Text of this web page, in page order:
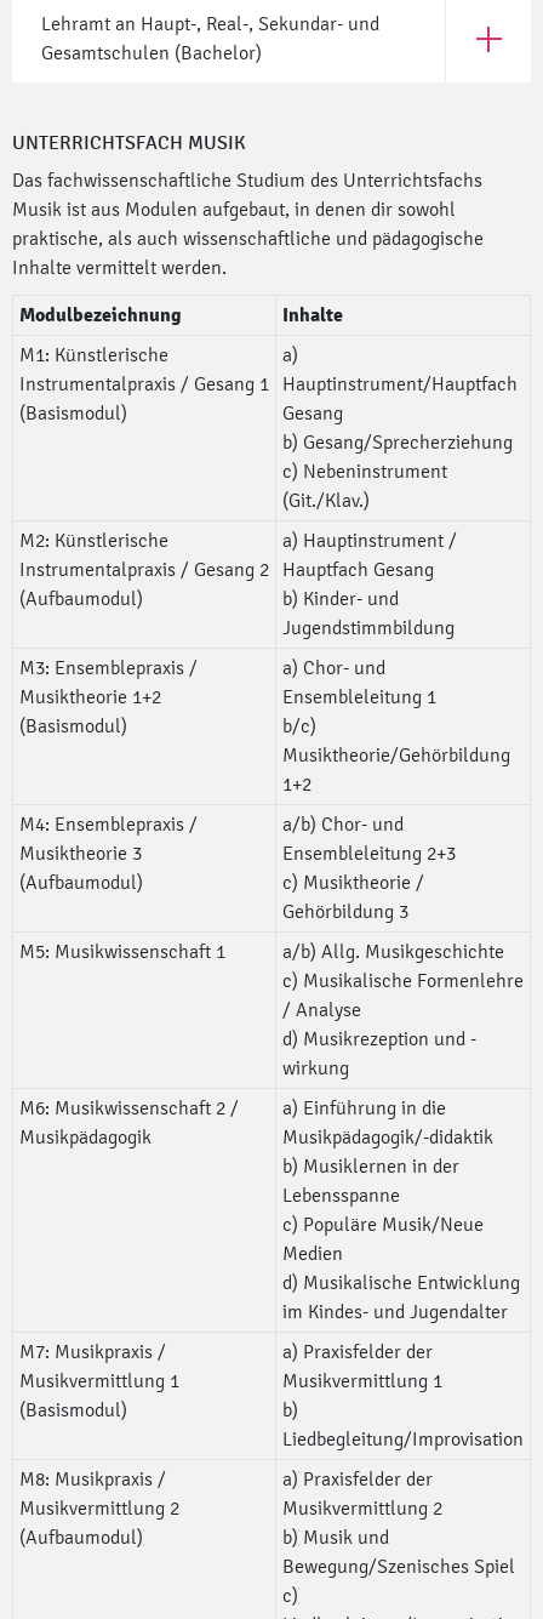
Lehramt an Haupt-, Real-, Sekundar- und
Gesamtschulen (Bachelor)
Öffne
UNTERRICHTSFACH MUSIK
Das fachwissenschaftliche Studium des Unterrichtsfachs
Musik ist aus Modulen aufgebaut, in denen dir sowohl
praktische, als auch wissenschaftliche und pädagogische
Inhalte vermittelt werden.
Modulbezeichnung Inhalte
M1: Künstlerische
Instrumentalpraxis / Gesang 1
(Basismodul)
a)
Hauptinstrument/Hauptfach
Gesang
b) Gesang/Sprecherziehung
c) Nebeninstrument
(Git./Klav.)
M2: Künstlerische
Instrumentalpraxis / Gesang 2
(Aufbaumodul)
a) Hauptinstrument /
Hauptfach Gesang
b) Kinder- und
Jugendstimmbildung
M3: Ensemblepraxis /
Musiktheorie 1+2
(Basismodul)
a) Chor- und
Ensembleleitung 1
b/c)
Musiktheorie/Gehörbildung
1+2
M4: Ensemblepraxis /
Musiktheorie 3
(Aufbaumodul)
a/b) Chor- und
Ensembleleitung 2+3
c) Musiktheorie /
Gehörbildung 3
M5: Musikwissenschaft 1
a/b) Allg. Musikgeschichte
c) Musikalische Formenlehre
/ Analyse
d) Musikrezeption und -
wirkung
M6: Musikwissenschaft 2 /
Musikpädagogik
a) Einführung in die
Musikpädagogik/-didaktik
b) Musiklernen in der
Lebensspanne
c) Populäre Musik/Neue
Medien
d) Musikalische Entwicklung
im Kindes- und Jugendalter
M7: Musikpraxis /
Musikvermittlung 1
(Basismodul)
a) Praxisfelder der
Musikvermittlung 1
b)
Liedbegleitung/Improvisation
M8: Musikpraxis /
Musikvermittlung 2
(Aufbaumodul)
a) Praxisfelder der
Musikvermittlung 2
b) Musik und
Bewegung/Szenisches Spiel
c)